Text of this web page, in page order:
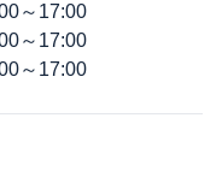
～17:00
～17:00
～17:00